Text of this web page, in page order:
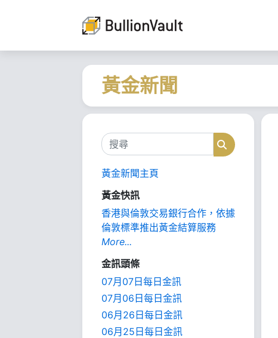
黃金新聞
搜尋 搜尋
黃金新聞主頁
黃金快訊
香港與倫敦交易銀行合作，依據
倫敦標準推出黃金結算服務
More...
金訊頭條
07月07日每日金訊
07月06日每日金訊
06月26日每日金訊
06月25日每日金訊